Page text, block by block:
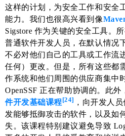
这样的计划，为安全工作和安全
能力。我们也很高兴看到像
Sigstore 作为关键的安全工具。
普通软件开发人员，在默认情况
不必对他们自己的工具或工作流
任何）更改。但是，所有这些都
作系统和他们周围的供应商集中
OpenSSF 正在帮助协调的。此外
件开发基础课程[24] ，向开发人
发能够抵御攻击的软件，以及如
失。该课程特别建议避免导致